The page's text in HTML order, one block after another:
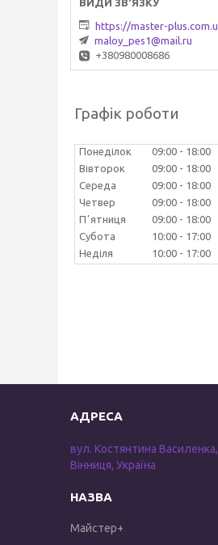
https://master-
maloy_pes1@mail.ru
+380980008686
Графік роботи
Понеділок 09:00
18:00
Вівторок
09:00
18:00
Середа
09:00
18:00
Четвер
09:00
18:00
Пʼятниця
09:00
18:00
Субота
10:00
17:00
Неділя
10:00 17:00
вул. Костянтина
Вінниця, Україна
Майстер+